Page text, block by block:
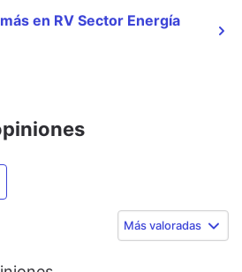
en RV Sector Energía
Más valoradas